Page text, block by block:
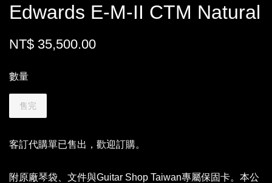
Edwards E-M-II CTM Natural
NT$ 35,500.00
數量
售完
客訂代購單已售出，歡迎訂購。
附原廠琴袋、文件與Guitar Shop Taiwan專屬保固卡。本公